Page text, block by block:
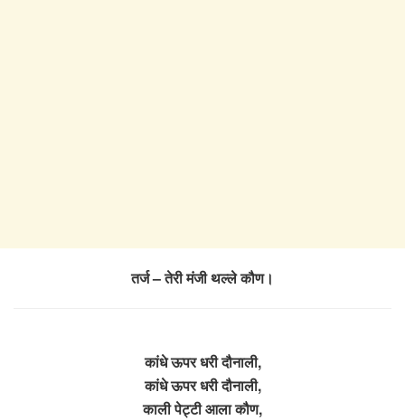
तर्ज – तेरी मंजी थल्ले कौण।
कांधे ऊपर धरी दौनाली,
कांधे ऊपर धरी दौनाली,
काली पेट्टी आला कौण,